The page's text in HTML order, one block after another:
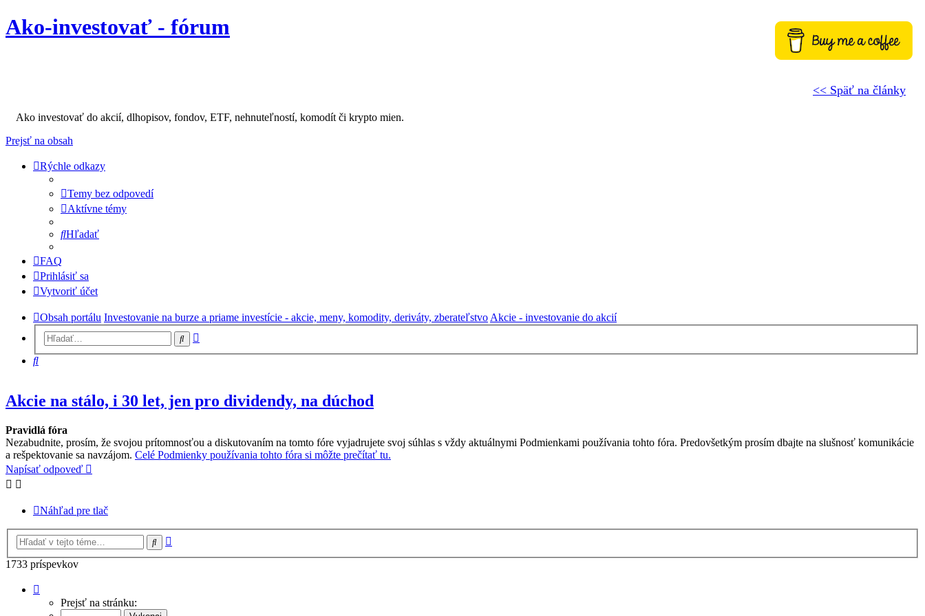
<< Späť na články
Ako-investovať - fórum
Ako investovať do akcií, dlhopisov, fondov, ETF, nehnuteľností, komodít či krypto mien.
Prejsť na obsah
Rýchle odkazy
Temy bez odpovedí
Aktívne témy
Hľadať
FAQ
Prihlásiť sa
Vytvoriť účet
Obsah portálu Investovanie na burze a priame investície - akcie, meny, komodity, deriváty, zberateľstvoAkcie - investovanie do akcií
Hľadať
Hľadať
Akcie na stálo, i 30 let, jen pro dividendy, na dúchod
Pravidlá fóra
Nezabudnite, prosím, že svojou prítomnosťou a diskutovaním na tomto fóre vyjadrujete svoj súhlas s vždy aktuálnymi Podmienkami používania tohto fóra. Predovšetkým prosím dbajte na slušnosť komunikácie
a rešpektovanie sa navzájom. Celé Podmienky používania tohto fóra si môžte prečítať tu.
Napísať odpoveď
Náhľad pre tlač
Hľadať
1733 príspevkov
43
Prejsť na stránku: